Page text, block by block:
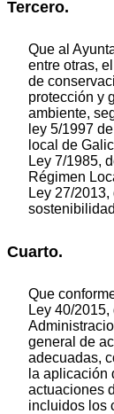
Tercero.
Que al
entre otras,
de
protección y
ambiente,
ley 5/1997
local de
Ley 7/1985,
Régimen
Ley 27/
Cuarto.
Que
Ley 40/
general de
adecuadas,
la aplicación
actuaciones
incluidos los